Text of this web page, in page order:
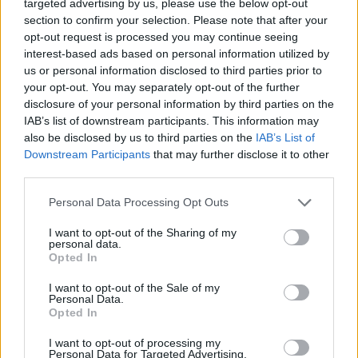
targeted advertising by us, please use the below opt-out
section to confirm your selection. Please note that after your
opt-out request is processed you may continue seeing
interest-based ads based on personal information utilized by
us or personal information disclosed to third parties prior to
your opt-out. You may separately opt-out of the further
disclosure of your personal information by third parties on the
IAB’s list of downstream participants. This information may
also be disclosed by us to third parties on the IAB’s List of
Downstream Participants that may further disclose it to other
Personal Data Processing Opt Outs
I want to opt-out of the Sharing of my
personal data.
Opted In
I want to opt-out of the Sale of my
Personal Data.
Opted In
I want to opt-out of processing my
Personal Data for Targeted Advertising.
Άννα Βίσση: Πάντα ένα βήμα
μπροστά με το πιο κλασσικό
καλοκαιρινό αξεσουάρ!
MEDIA
Οι νέες σειράς του Alpha για τη
SHOWBIZ
δεν θα φορέσω ποτέ make up, δεν
θα βαφτώ